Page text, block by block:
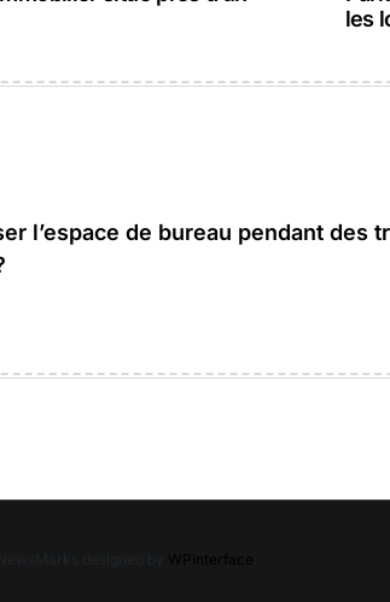
les
l’espace de bureau pendant des